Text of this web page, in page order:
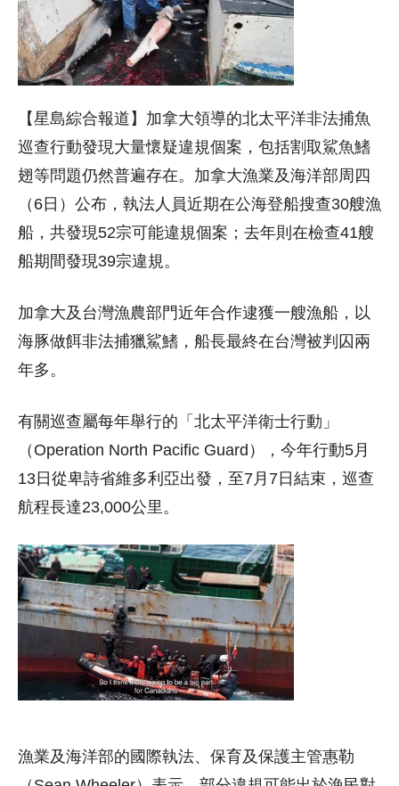
【星島綜合報道】加拿大領導的北太平洋非法捕魚
巡查行動發現大量懷疑違規個案，包括割取鯊魚鰭
翅等問題仍然普遍存在。加拿大漁業及海洋部周四
（6日）公布，執法人員近期在公海登船搜查30艘漁
船，共發現52宗可能違規個案；去年則在檢查41艘
船期間發現39宗違規。
加拿大及台灣漁農部門近年合作逮獲一艘漁船，以
海豚做餌非法捕獵鯊鰭，船長最終在台灣被判囚兩
年多。
有關巡查屬每年舉行的「北太平洋衛士行動」
（Operation North Pacific Guard），今年行動5月
13日從卑詩省維多利亞出發，至7月7日結束，巡查
航程長達23,000公里。
漁業及海洋部的國際執法、保育及保護主管惠勒